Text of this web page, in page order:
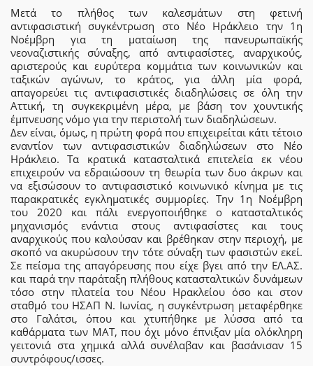
Μετά το πλήθος των καλεσμάτων στη φετινή
αντιφασιστική συγκέντρωση στο Νέο Ηράκλειο την 1η
Νοέμβρη για τη ματαίωση της πανευρωπαϊκής
νεοναζιστικής σύναξης, από αντιφασίστες, αναρχικούς,
αριστερούς και ευρύτερα κομμάτια των κοινωνικών και
ταξικών αγώνων, το κράτος, για άλλη μία φορά,
απαγορεύει τις αντιφασιστικές διαδηλώσεις σε όλη την
Αττική, τη συγκεκριμένη μέρα, με βάση τον χουντικής
έμπνευσης νόμο για την περιστολή των διαδηλώσεων.
Δεν είναι, όμως, η πρώτη φορά που επιχειρείται κάτι τέτοιο
εναντίον των αντιφασιστικών διαδηλώσεων στο Νέο
Ηράκλειο. Τα κρατικά κατασταλτικά επιτελεία εκ νέου
επιχειρούν να εδραιώσουν τη θεωρία των δυο άκρων και
να εξισώσουν το αντιφασιστικό κοινωνικό κίνημα με τις
παρακρατικές εγκληματικές συμμορίες. Την 1η Νοέμβρη
του 2020 και πάλι ενεργοποιήθηκε ο κατασταλτικός
μηχανισμός ενάντια στους αντιφασίστες και τους
αναρχικούς που καλούσαν και βρέθηκαν στην περιοχή, με
σκοπό να ακυρώσουν την τότε σύναξη των φασιστών εκεί.
Σε πείσμα της απαγόρευσης που είχε βγει από την ΕΛ.ΑΣ.
και παρά την παράταξη πλήθους κατασταλτικών δυνάμεων
τόσο στην πλατεία του Νέου Ηρακλείου όσο και στον
σταθμό του ΗΣΑΠ Ν. Ιωνίας, η συγκέντρωση μεταφέρθηκε
στο Γαλάτσι, όπου και χτυπήθηκε με λύσσα από τα
καθάρματα των ΜΑΤ, που όχι μόνο έπνιξαν μία ολόκληρη
γειτονιά στα χημικά αλλά συνέλαβαν και βασάνισαν 15
συντρόφους/ισσες.